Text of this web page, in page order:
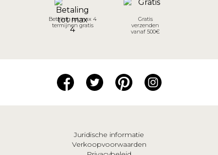
Betaling tot max 4
termijnen gratis
Gratis
verzenden
vanaf 500€
Juridische informatie
Verkoopvoorwaarden